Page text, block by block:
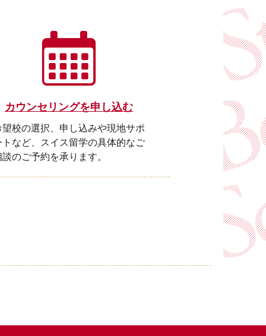
カウンセリングを申し込む
望校の選択、申し込みや現地サポ
トなど、スイス留学の具体的なご
談のご予約を承ります。